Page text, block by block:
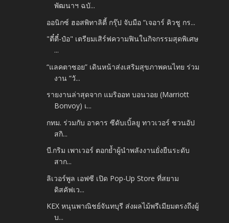
พัฒนาฯ ฉบั...
ออนิกซ์ ฮอสพิทาลิตี้ กรุ๊ป จับมือ “เจอาร์ คิวชู กร...
"ตี๋ตี๋-ป๋อ" เตรียมเสิร์ฟความฟินในกิจกรรมสุดพิเศษ
...
“แลคตาซอย” เดินหน้าส่งเสริมสุขภาพคนไทย ร่วม
งาน “วั...
รายงานล่าสุดจาก แมริออท บอนวอย (Marriott
Bonvoy) เ...
กทม. ร่วมกับ อาคาร ซีดับเบิ้ลยู ทาวเวอร์ ชวนอัป
สกิ...
บี.กริม เพาเวอร์ ตอกย้ำผู้นำพลังงานยั่งยืนระดับ
สาก...
ลิเวอร์พูล เอฟซี เปิด Pop-Up Store ที่สยาม
ดิสคัฟเว...
KEX หนุนพาณิชย์จันทบุรี ส่งผลไม้พรีเมียมตรงถึงผู้
บ...